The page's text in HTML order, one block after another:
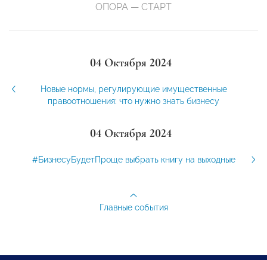
ОПОРА — СТАРТ
04 Октября 2024
Новые нормы, регулирующие имущественные
правоотношения: что нужно знать бизнесу
04 Октября 2024
#БизнесуБудетПроще выбрать книгу на выходные
Главные события